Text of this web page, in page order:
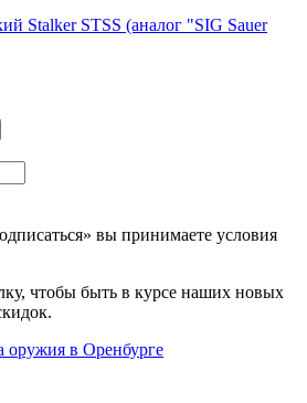
Stalker STSS (аналог "SIG Sauer
вы принимаете условия
чтобы быть в курсе наших новых